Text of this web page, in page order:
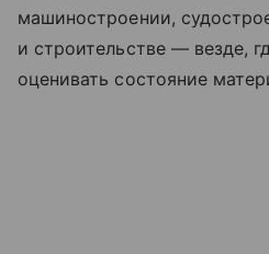
машиностроении,
и строительстве — везде,
оценивать состояние